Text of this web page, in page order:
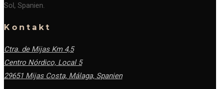
Sol, Spanien.
Kontakt
Ctra. de Mijas Km 4,5
Centro Nórdico, Local 5
29651 Mijas Costa, Málaga, Spanien